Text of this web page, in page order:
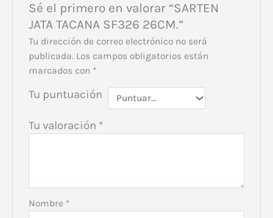
Sé el primero en valorar “SARTEN
JATA TACANA SF326 26CM.”
Tu dirección de correo electrónico no será
publicada. Los campos obligatorios están
marcados con *
Tu puntuación
Tu valoración *
Nombre *